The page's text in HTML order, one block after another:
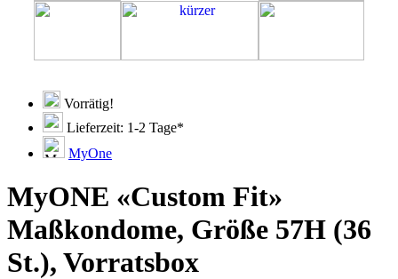
Vorrätig!
Lieferzeit: 1-2 Tage*
MyOne
MyONE «Custom Fit»
Maßkondome, Größe 57H (36
St.), Vorratsbox